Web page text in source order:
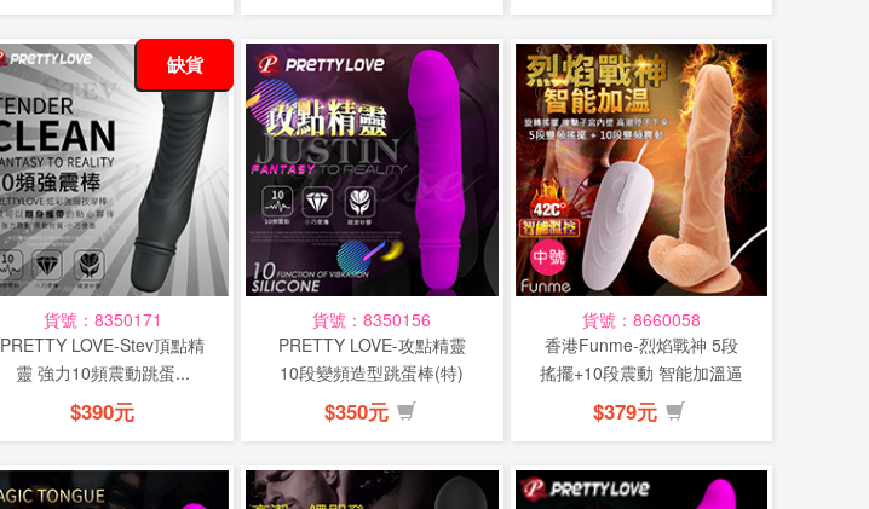
貨號：8350171
PRETTY LOVE-Stev頂點精
靈 強力10頻震動跳蛋...
$390元
缺貨
貨號：8350156
PRETTY LOVE-攻點精靈
10段變頻造型跳蛋棒(特)
$350元
貨號：8660058
香港Funme-烈焰戰神 5段
搖擺+10段震動 智能加溫逼
真...
$379元